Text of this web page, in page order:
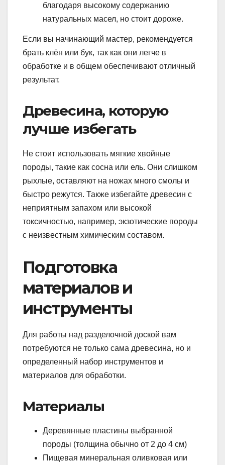
благодаря высокому содержанию
натуральных масел, но стоит дороже.
Если вы начинающий мастер, рекомендуется
брать клён или бук, так как они легче в
обработке и в общем обеспечивают отличный
результат.
Древесина, которую
лучше избегать
Не стоит использовать мягкие хвойные
породы, такие как сосна или ель. Они слишком
рыхлые, оставляют на ножах много смолы и
быстро режутся. Также избегайте древесин с
неприятным запахом или высокой
токсичностью, например, экзотические породы
с неизвестным химическим составом.
Подготовка
материалов и
инструменты
Для работы над разделочной доской вам
потребуются не только сама древесина, но и
определенный набор инструментов и
материалов для обработки.
Материалы
Деревянные пластины выбранной
породы (толщина обычно от 2 до 4 см)
Пищевая минеральная оливковая или